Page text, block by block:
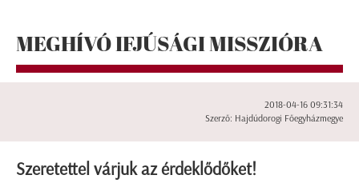
MEGHÍVÓ IFJÚSÁGI MISSZIÓRA
2018-04-16 09:31:34
Szerző: Hajdúdorogi Főegyházmegye
Szeretettel várjuk az érdeklődőket!